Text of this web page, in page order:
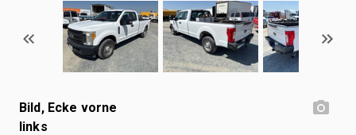
Bild, Ecke vorne
links